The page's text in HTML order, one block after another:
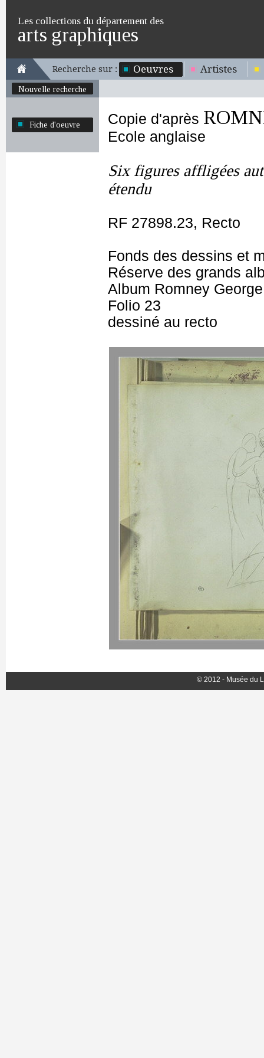
Les collections du département des
arts graphiques
Recherche sur : Oeuvres Artistes
Nouvelle recherche
Fiche d'oeuvre Copie d'après
Ecole anglaise
Six figures affligées
étendu
RF 27898.23, Recto
Fonds des dessins et
Réserve des grands
Album Romney
Folio 23
dessiné au recto
© 2012 - Musée du